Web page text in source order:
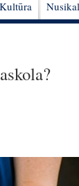
Kultūra